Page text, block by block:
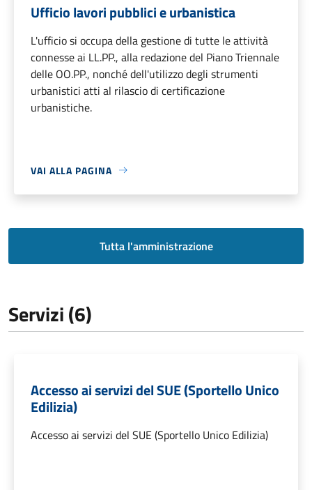
Ufficio lavori pubblici e urbanistica
L'ufficio si occupa della gestione di tutte le attività
connesse ai LL.PP., alla redazione del Piano Triennale
delle OO.PP., nonché dell'utilizzo degli strumenti
urbanistici atti al rilascio di certificazione
urbanistiche.
VAI ALLA PAGINA
Tutta l'amministrazione
Servizi (6)
Accesso ai servizi del SUE (Sportello Unico
Edilizia)
Accesso ai servizi del SUE (Sportello Unico Edilizia)